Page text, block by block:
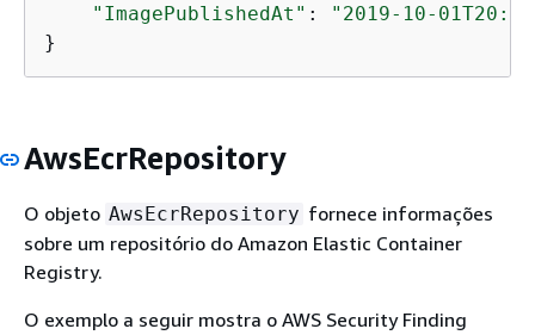
"ImagePublishedAt" :
"2019-10-
}
AwsEcrRepository
O objeto AwsEcrRepository fornece informações
sobre um repositório do Amazon Elastic Container
Registry.
O exemplo a seguir mostra o AWS Security Finding